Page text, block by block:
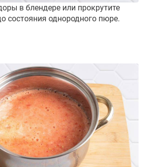
в блендере или прокрутите
состояния однородного пюре.